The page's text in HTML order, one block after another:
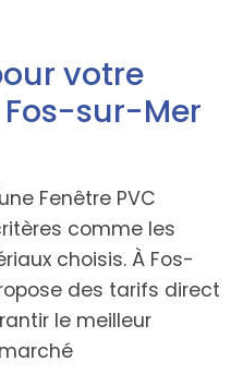
votre
Fos-sur-Mer
Fenêtre PVC
comme les
choisis. À Fos-
des tarifs direct
le meilleur